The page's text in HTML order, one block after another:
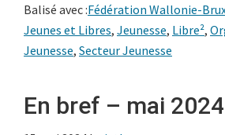
Balisé avec :Fédération Wallonie-
Jeunes et Libres, Jeunesse, Libre²,
Jeunesse, Secteur Jeunesse
En bref – mai 2024